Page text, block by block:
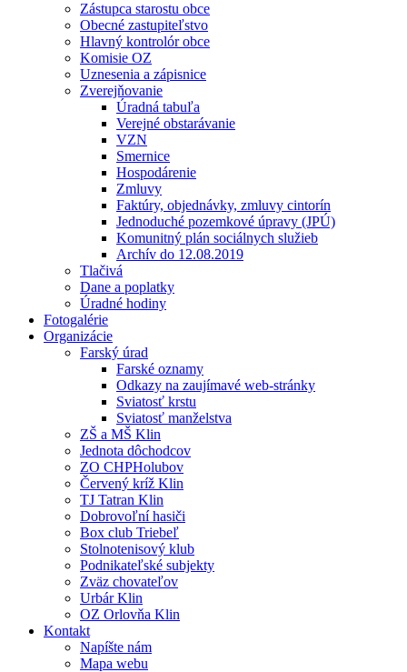
Zástupca starostu obce
Obecné zastupiteľstvo
Hlavný kontrolór obce
Komisie OZ
Uznesenia a zápisnice
Zverejňovanie
Úradná tabuľa
Verejné obstarávanie
VZN
Smernice
Hospodárenie
Zmluvy
Faktúry, objednávky, zmluvy cintorín
Jednoduché pozemkové úpravy (JPÚ)
Komunitný plán sociálnych služieb
Archív do 12.08.2019
Tlačivá
Dane a poplatky
Úradné hodiny
Fotogalérie
Organizácie
Farský úrad
Farské oznamy
Odkazy na zaujímavé web-stránky
Sviatosť krstu
Sviatosť manželstva
ZŠ a MŠ Klin
Jednota dôchodcov
ZO CHPHolubov
Červený kríž Klin
TJ Tatran Klin
Dobrovoľní hasiči
Box club Triebeľ
Stolnotenisový klub
Podnikateľské subjekty
Zväz chovateľov
Urbár Klin
OZ Orlovňa Klin
Kontakt
Napíšte nám
Mapa webu